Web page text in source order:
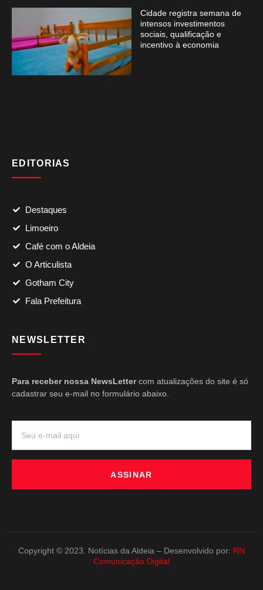
Cidade registra semana de
intensos investimentos
sociais, qualificação e
incentivo à economia
EDITORIAS
Destaques
Limoeiro
Café com o Aldeia
O Articulista
Gotham City
Fala Prefeitura
NEWSLETTER
Para receber nossa NewsLettercom atualizações do site é só
cadastrar seu e-mail no formulário abaixo.
ASSINAR
Copyright © 2023. Notícias da Aldeia – Desenvolvido por: RN
Comunicação Digital